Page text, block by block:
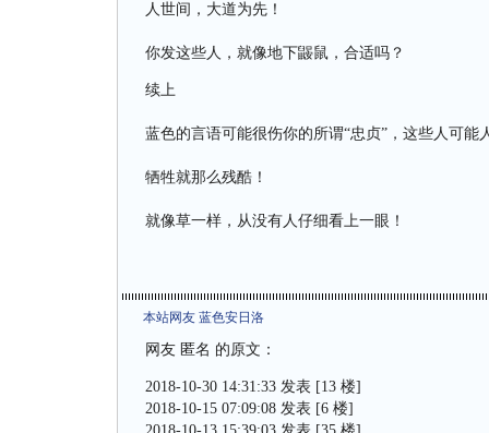
人世间，大道为先！
你发这些人，就像地下鼹鼠，合适吗？
续上
蓝色的言语可能很伤你的所谓“忠贞”，这些人可
牺牲就那么残酷！
就像草一样，从没有人仔细看上一眼！
本站网友 蓝色安日洛
网友 匿名 的原文：
2018-10-30 14:31:33 发表 [13 楼]
2018-10-15 07:09:08 发表 [6 楼]